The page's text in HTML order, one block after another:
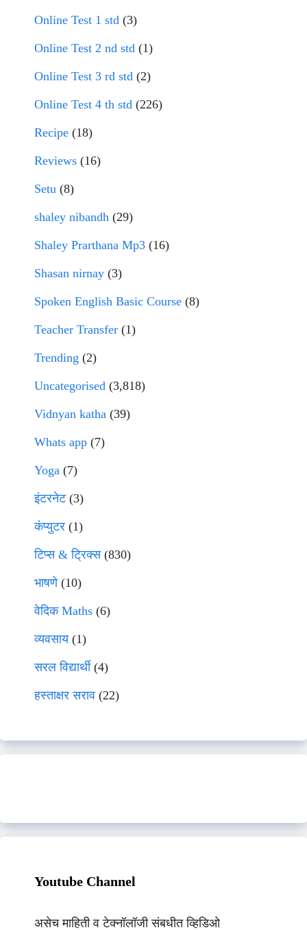
Online Test 1 std (3)
Online Test 2 nd std (1)
Online Test 3 rd std (2)
Online Test 4 th std (226)
Recipe (18)
Reviews (16)
Setu (8)
shaley nibandh (29)
Shaley Prarthana Mp3 (16)
Shasan nirnay (3)
Spoken English Basic Course (8)
Teacher Transfer (1)
Trending (2)
Uncategorised (3,818)
Vidnyan katha (39)
Whats app (7)
Yoga (7)
इंटरनेट(3)
कंप्युटर (1)
टिप्स & ट्रिक्स(830)
भाषणे(10)
वेदिक Maths (6)
व्यवसाय(1)
सरल विद्यार्थी(4)
हस्ताक्षर सराव (22)
Youtube Channel
असेच माहिती व टेक्नॉलॉजी संबधीत व्हिडिओ